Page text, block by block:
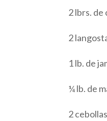
2 lbrs. de
2
1 lb. de
¼ lb. de
2 cebollas